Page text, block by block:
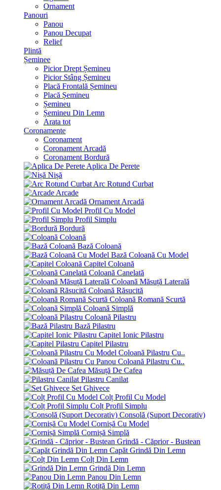
Ornament
Panouri
Panou
Panou Decupat
Relief
Plintă
Șeminee
Picior Drept Șemineu
Picior Stâng Șemineu
Placă Frontală Șemineu
Placă Șemineu
Șemineu
Șemineu Din Lemn
Arata tot
Coronamente
Coronament
Coronament Arcadă
Coronament Bordură
Aplica De Perete
Nișă
Arc Rotund Curbat
Arcade
Ornament Arcadă
Profil Cu Model
Profil Simplu
Bordură
Coloană
Bază Coloană
Bază Coloană Cu Model
Capitel Coloană
Coloană Canelată
Coloană Măsuță Laterală
Coloană Răsucită
Coloană Romană Scurtă
Coloană Simplă
Coloană Pilastru
Bază Pilastru
Capitel Ionic Pilastru
Capitel Pilastru
Coloană Pilastru Cu..
Coloană Pilastru Cu..
Măsuță De Cafea
Pilastru Canilat
Set Ghivece
Colț Profil Cu Model
Colț Profil Simplu
Consolă (Suport Decorativ)
Cornișă Cu Model
Cornișă Simplă
Grindă - Căprior - Bustean
Capăt Grindă Din Lemn
Colț Din Lemn
Grindă Din Lemn
Panou Din Lemn
Rotiță Din Lemn